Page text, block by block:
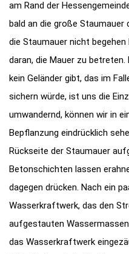
am Rand der
bald an die große Staumauer
die Staumauer nicht
daran, die Mauer zu
kein Geländer gibt, das im
sichern würde, ist uns die
umwandernd, können wir in
Bepflanzung eindrücklich
Rückseite der Staumauer
Betonschichten lassen
dagegen drücken. Nach ein
Wasserkraftwerk, das den
aufgestauten
das Wasserkraftwerk